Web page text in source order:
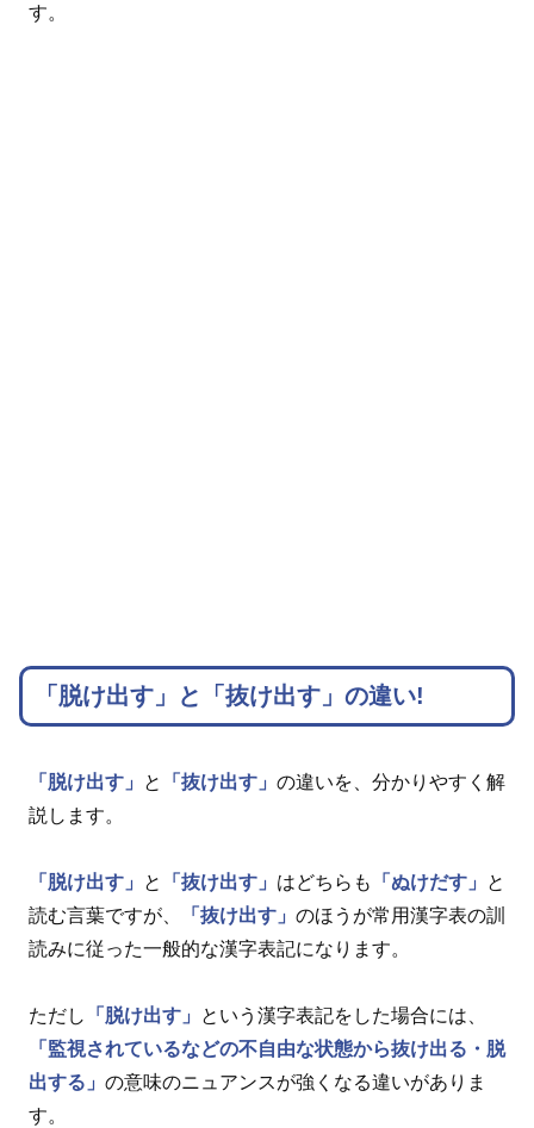
す。
「脱け出す」と「抜け出す」の違い!
「脱け出す」 と 「抜け出す」 の違いを、分かりやすく解
説します。
「脱け出す」 と 「抜け出す」 はどちらも 「ぬけだす」
と
読む言葉ですが、
「抜け出す」 のほうが常用漢字表の訓
読みに従った一般的な漢字表記になります。
ただし 「脱け出す」
という漢字表記をした場合には、
「監視されているなどの不自由な状態から抜け出る・脱
出する」 の意味のニュアンスが強くなる違いがありま
す。